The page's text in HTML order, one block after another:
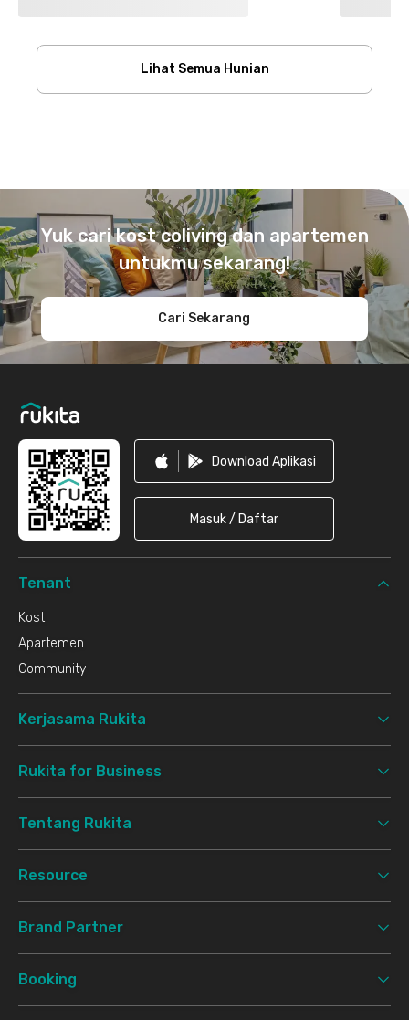
Lihat Semua Hunian
Yuk cari kost coliving dan apartemen
untukmu sekarang!
Cari Sekarang
Download Aplikasi
Masuk / Daftar
Tenant
Kost
Apartemen
Community
Kerjasama Rukita
Rukita for Business
Tentang Rukita
Resource
Brand Partner
Booking